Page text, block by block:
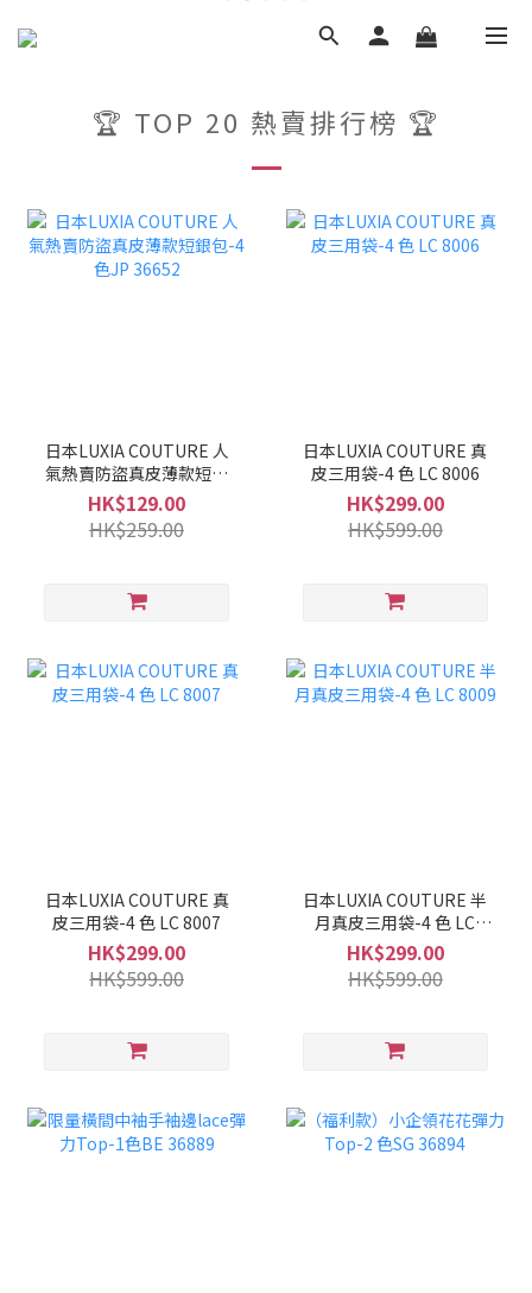
🏆 TOP 20 熱賣排行榜 🏆
日本LUXIA COUTURE 人
氣熱賣防盜真皮薄款短銀
包-4色JP 36652
HK$129.00
HK$259.00
日本LUXIA COUTURE 真
皮三用袋-4 色 LC 8006
HK$299.00
HK$599.00
日本LUXIA COUTURE 真
皮三用袋-4 色 LC 8007
HK$299.00
HK$599.00
日本LUXIA COUTURE 半
月真皮三用袋-4 色 LC
8009
HK$299.00
HK$599.00